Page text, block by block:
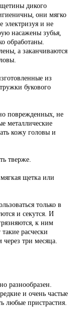
дикого
они мягко
электризуя и не
насажены зубья,
обработаны.
а заканчиваются
из
букового
поврежденных, не
металлические
кожу головы и
тверже.
щетка или
только в
и секутся. И
к ним
расчески
три месяца.
разнообразен.
и очень частые
любые пристрастия.